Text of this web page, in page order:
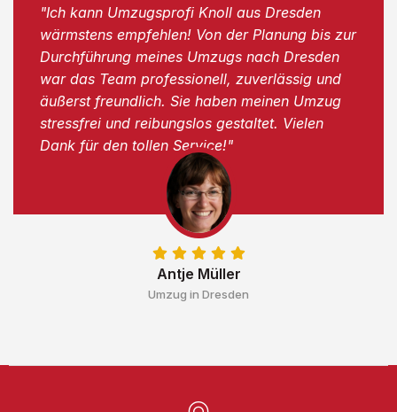
Antje Müller
Umzug in Dresden
"Ich kann Umzugsprofi Knoll aus Dresden
wärmstens empfehlen! Von der Planung bis zur
Durchführung meines Umzugs nach Dresden
war das Team professionell, zuverlässig und
äußerst freundlich. Sie haben meinen Umzug
stressfrei und reibungslos gestaltet. Vielen
Dank für den tollen Service!"